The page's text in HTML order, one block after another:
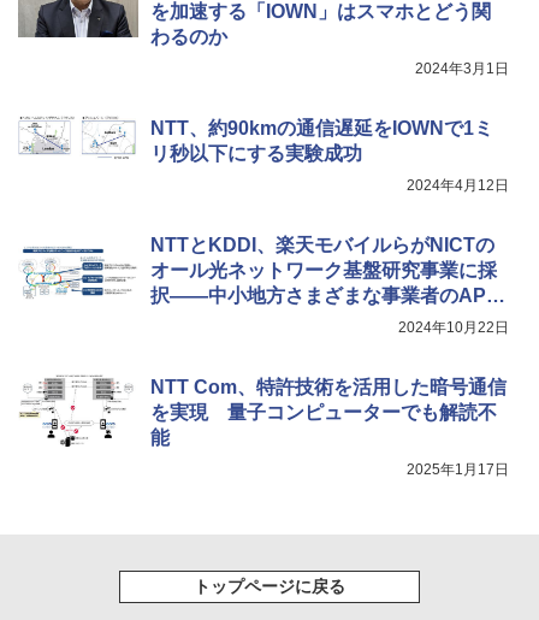
を加速する「IOWN」はスマホとどう関
わるのか
2024年3月1日
NTT、約90kmの通信遅延をIOWNで1ミ
リ秒以下にする実験成功
2024年4月12日
NTTとKDDI、楽天モバイルらがNICTの
オール光ネットワーク基盤研究事業に採
択――中小地方さまざまな事業者のAPN
2024年10月22日
NTT Com、特許技術を活用した暗号通信
を実現 量子コンピューターでも解読不
能
2025年1月17日
トップページに戻る